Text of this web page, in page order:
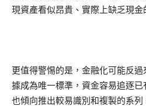
現資產看似昂貴、實際上缺乏現金
更值得警惕的是，金融化可能反
據成為唯一標準，資金容易追逐
也傾向推出較易識別和複製的系